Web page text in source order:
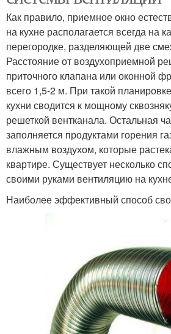
Как правило, приемное окно
на кухне располагается всегда на
перегородке, разделяющей две
Расстояние от воздухоприемной
приточного клапана или оконной
всего 1,5-2 м. При такой
кухни сводится к мощному
решеткой вентканала. Остальная
заполняется продуктами горения
влажным воздухом, которые
квартире. Существует несколько
своими руками вентиляцию на
Наиболее эффективный способ